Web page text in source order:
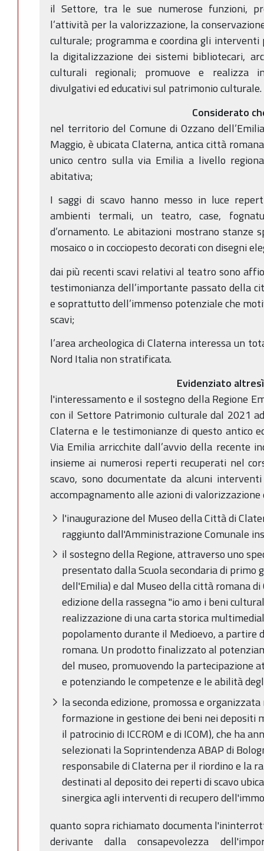
il Settore, tra le sue numerose funzioni,
l’attività per la valorizzazione, la
culturale; programma e coordina gli interventi
la digitalizzazione dei sistemi bibliotecari,
culturali regionali; promuove e realizza
divulgativi ed educativi sul patrimonio culturale.
Considerato
nel territorio del Comune di Ozzano
Maggio, è ubicata Claterna, antica città
unico centro sulla via Emilia a livello
abitativa;
I saggi di scavo hanno messo in luce
ambienti termali, un teatro, case,
d’ornamento. Le abitazioni mostrano stanze
mosaico o in cocciopesto decorati con disegni
dai più recenti scavi relativi al teatro sono
testimonianza dell’importante passato della
e soprattutto dell’immenso potenziale che
scavi;
l’area archeologica di Claterna interessa un
Nord Italia non stratificata.
Evidenziato
l'interessamento e il sostegno della Regione
con il Settore Patrimonio culturale dal 2021
Claterna e le testimonianze di questo antico
Via Emilia arricchite dall’avvio della recente
insieme ai numerosi reperti recuperati nel
scavo, sono documentate da alcuni
accompagnamento alle azioni di
l'inaugurazione del Museo della Città di
raggiunto dall'Amministrazione Comunale
il sostegno della Regione, attraverso uno
presentato dalla Scuola secondaria di primo
dell'Emilia) e dal Museo della città romana
edizione della rassegna "io amo i beni
realizzazione di una carta storica
popolamento durante il Medioevo, a partire
romana. Un prodotto finalizzato al
del museo, promuovendo la partecipazione
e potenziando le competenze e le abilità
la seconda edizione, promossa e
formazione in gestione dei beni nei depositi
il patrocinio di ICCROM e di ICOM), che ha
selezionati la Soprintendenza ABAP di
responsabile di Claterna per il riordino e la
destinati al deposito dei reperti di scavo
sinergica agli interventi di recupero
quanto sopra richiamato documenta
derivante dalla consapevolezza